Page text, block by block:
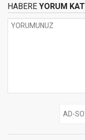
HABERE YORUM KAT